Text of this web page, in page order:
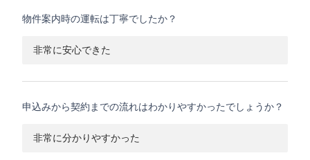
物件案内時の運転は丁寧でしたか？
非常に安心できた
申込みから契約までの流れはわかりやすかったでしょうか？
非常に分かりやすかった